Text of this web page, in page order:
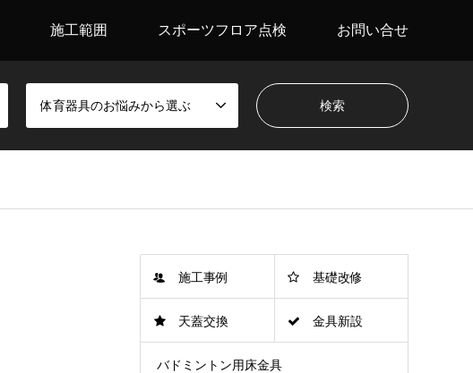
施工範囲 スポーツフロア点検 お問い合せ
体育器具のお悩みから選ぶ
施工事例 基礎改修
天蓋交換 金具新設
バドミントン用床金具